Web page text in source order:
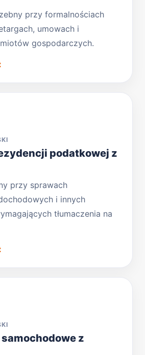
przy formalnościach
umowach i
gospodarczych.
podatkowej z
przy sprawach
i innych
tłumaczenia na
z